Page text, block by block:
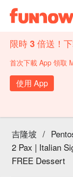
限時 3 倍送！
首次下載 App 領取
使用 App
吉隆坡 /
2 Pax | Italian
FREE Dessert